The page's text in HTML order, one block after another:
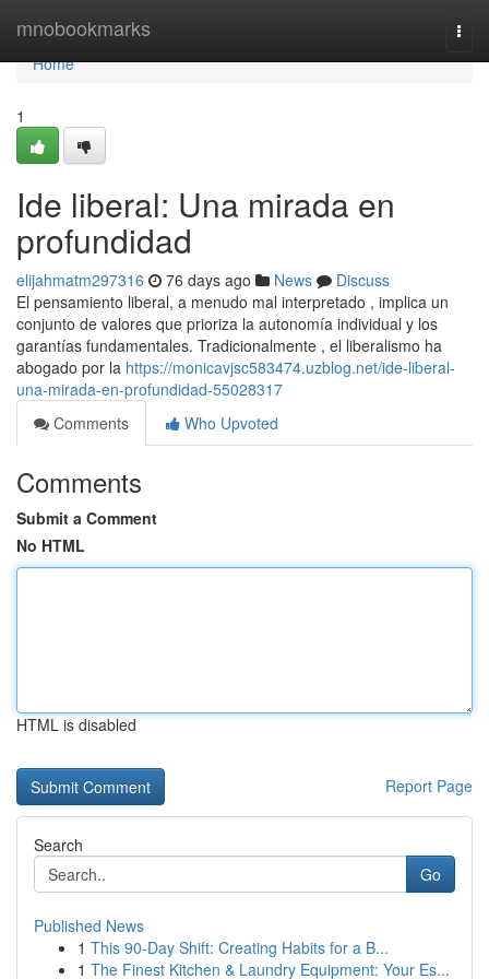
mnobookmarks
Home
Home
1
Ide liberal: Una mirada en
profundidad
elijahmatm297316 76 days ago News
Discuss
El pensamiento liberal, a menudo mal interpretado , implica un
conjunto de valores que prioriza la autonomía individual y los
garantías fundamentales. Tradicionalmente , el liberalismo ha
abogado por la https://monicavjsc583474.uzblog.net/ide-liberal-
una-mirada-en-profundidad-55028317
Comments
Who Upvoted
Comments
Submit a Comment
No HTML
HTML is disabled
Report Page
Search
Go
Published News
1 This 90-Day Shift: Creating Habits for a B...
1 The Finest Kitchen & Laundry Equipment: Your Es...